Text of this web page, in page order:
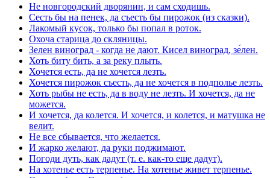
Не новгородский дворянин, и сам сходишь.
Сесть бы на пенек, да съесть бы пирожок (из сказки).
Лакомый кусок, только бы попал в роток.
Охоча старица до скляницы.
Зелен виноград - когда не дают. Кисел виноград, зе́лен.
Хоть биту бить, а за реку плыть.
Хочется есть, да не хочется лезть.
Хочется пирожок съесть, да не хочется в подполье лезть.
Хоть рыбы не есть, да в воду не лезть. И хочется, да не
можется.
И хочется, да колется. И хочется, и колется, и матушка не
велит.
Не все сбывается, что желается.
И жарко желают, да руки поджимают.
Погоди дуть, как дадут (т. е. как-то еще дадут).
На хотенье есть терпенье. На хотенье живет терпенье.